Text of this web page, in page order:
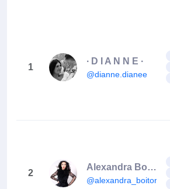
1
∙ D I A N N E ∙
@dianne.dianee
2
Alexandra Boitor
@alexandra_boitor